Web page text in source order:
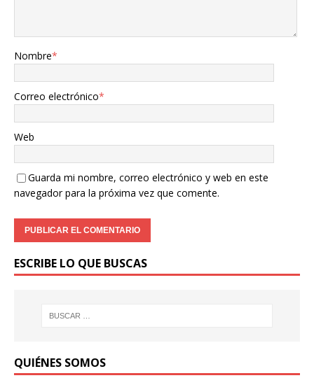
Nombre*
Correo electrónico*
Web
Guarda mi nombre, correo electrónico y web en este
navegador para la próxima vez que comente.
ESCRIBE LO QUE BUSCAS
QUIÉNES SOMOS